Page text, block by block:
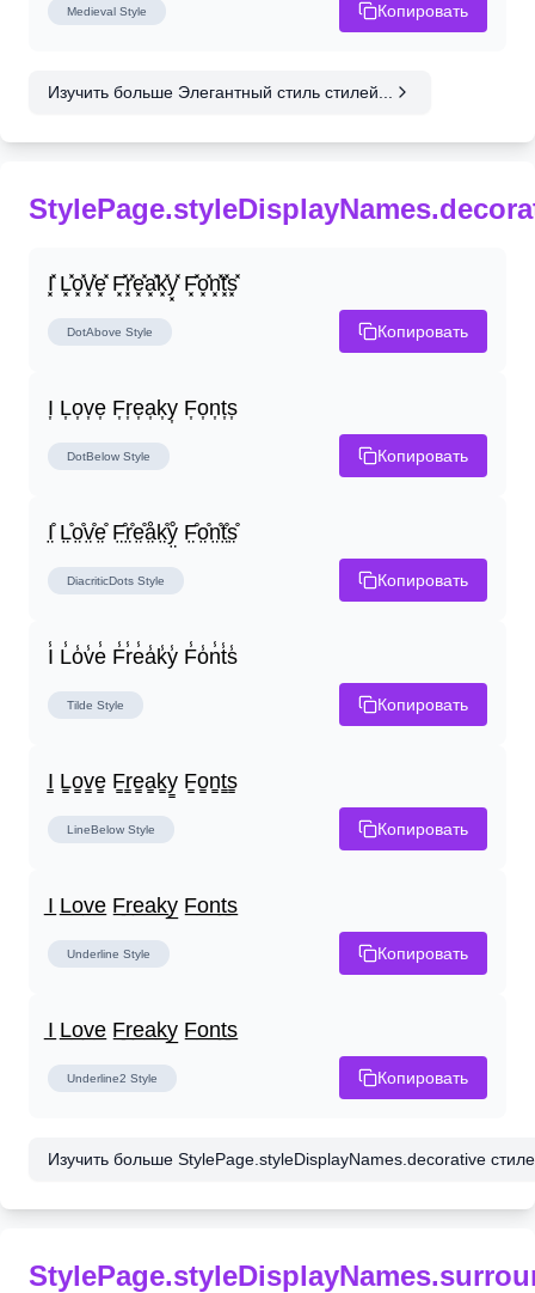
Medieval Style Копировать
Изучить больше Элегантный стиль стилей...
I͓̽ L͓̽o͓̽v͓̽e͓̽ F͓̽r͓̽e͓̽a͓̽k͓̽y͓̽ F͓̽o͓̽n͓̽t͓̽s͓̽
DotAbove Style Копировать
I͎ L͎o͎v͎e͎ F͎r͎e͎a͎k͎y͎ F͎o͎n͎t͎s͎
DotBelow Style Копировать
I̤̊ L̤̊o̤̊v̤̊e̤̊ F̤̊r̤̊e̤̊å̤k̤̊ẙ̤ F̤̊o̤̊n̤̊t̤̊s̤̊
DiacriticDots Style Копировать
I̾ L̾o̾v̾e̾ F̾r̾e̾a̾k̾y̾ F̾o̾n̾t̾s̾
Tilde Style Копировать
I̳ L̳o̳v̳e̳ F̳r̳e̳a̳k̳y̳ F̳o̳n̳t̳s̳
LineBelow Style Копировать
I̲ L̲o̲v̲e̲ F̲r̲e̲a̲k̲y̲ F̲o̲n̲t̲s̲
Underline Style Копировать
I̲ L̲o̲v̲e̲ F̲r̲e̲a̲k̲y̲ F̲o̲n̲t̲s̲
Underline2 Style Копировать
Изучить больше StylePage.styleDisplayNames.decorative